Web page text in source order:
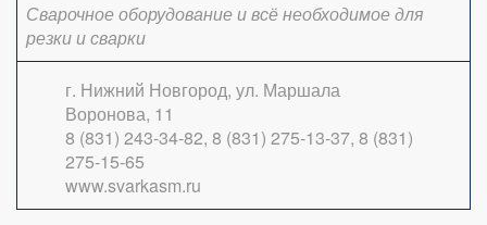
Сварочное оборудование и всё необходимое для
резки и сварки
г. Нижний Новгород, ул. Маршала
Воронова, 11
8 (831) 243-34-82, 8 (831) 275-13-37, 8 (831)
275-15-65
www.svarkasm.ru